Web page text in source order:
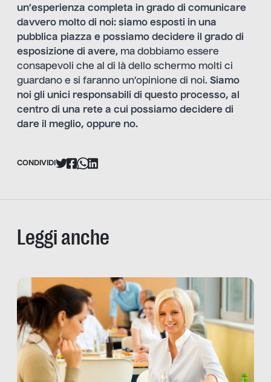
un’esperienza completa in grado di comunicare
davvero molto di noi: siamo esposti in una
pubblica piazza e possiamo decidere il grado di
esposizione di avere, ma dobbiamo essere
consapevoli che al di là dello schermo molti ci
guardano e si faranno un’opinione di noi. Siamo
noi gli unici responsabili di questo processo, al
centro di una rete a cui possiamo decidere di
dare il meglio, oppure no.
CONDIVIDI
Leggi anche